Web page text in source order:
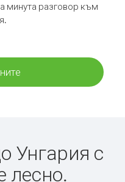
минута разговор към
Унгария с
лесно.